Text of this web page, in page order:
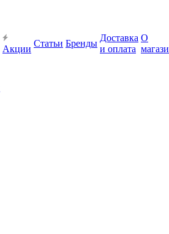
Акции
Статьи Бренды
Доставка
и оплата
О